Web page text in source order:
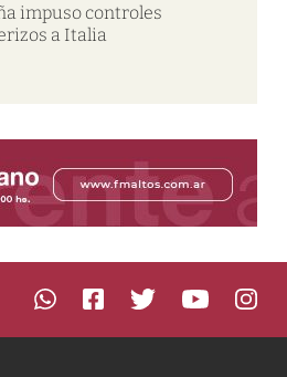
impuso controles
a Italia